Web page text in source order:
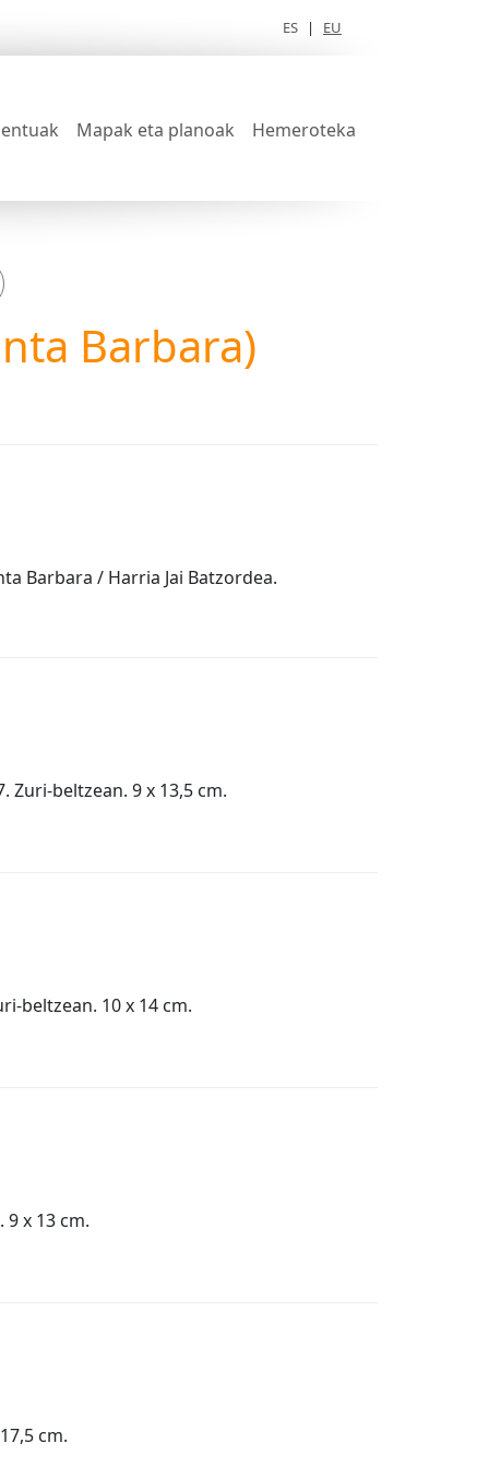
ES | EU
Mapak eta planoak Hemeroteka
Barbara)
Barbara / Harria Jai Batzordea.
beltzean. 9 x 13,5 cm.
beltzean. 10 x 14 cm.
x 13 cm.
cm.